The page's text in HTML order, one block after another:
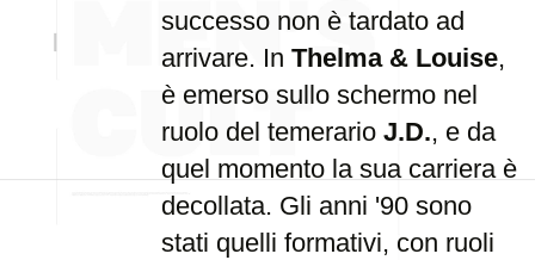
successo non è tardato ad
arrivare. In Thelma & Louise,
è emerso sullo schermo nel
ruolo del temerario J.D., e da
quel momento la sua carriera è
decollata. Gli anni '90 sono
stati quelli formativi, con ruoli